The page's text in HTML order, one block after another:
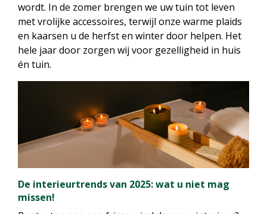
wordt. In de zomer brengen we uw tuin tot leven
met vrolijke accessoires, terwijl onze warme plaids
en kaarsen u de herfst en winter door helpen. Het
hele jaar door zorgen wij voor gezelligheid in huis
én tuin.
De interieurtrends van 2025: wat u niet mag
missen!